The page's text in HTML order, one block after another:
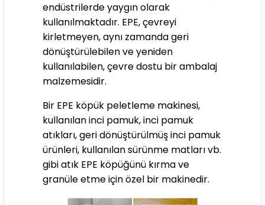
endüstrilerde yaygın olarak
kullanılmaktadır. EPE, çevreyi
kirletmeyen, aynı zamanda geri
dönüştürülebilen ve yeniden
kullanılabilen, çevre dostu bir ambalaj
malzemesidir.
Bir EPE köpük peletleme makinesi,
kullanılan inci pamuk, inci pamuk
atıkları, geri dönüştürülmüş inci pamuk
ürünleri, kullanılan sürünme matları vb.
gibi atık EPE köpüğünü kırma ve
granüle etme için özel bir makinedir.